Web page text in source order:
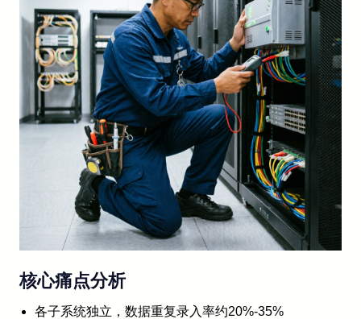
核心痛点分析
各子系统独立，数据重复录入率约20%-35%